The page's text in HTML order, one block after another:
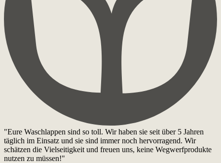
"Eure Waschlappen sind so toll. Wir haben sie seit über 5 Jahren
täglich im Einsatz und sie sind immer noch hervorragend. Wir
schätzen die Vielseitigkeit und freuen uns, keine Wegwerfprodukte
nutzen zu müssen!"